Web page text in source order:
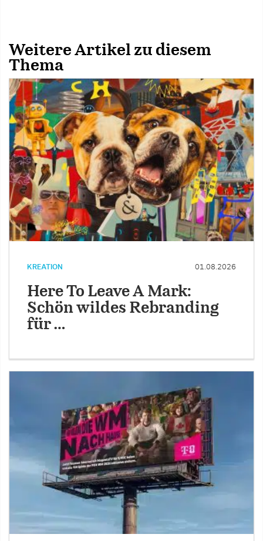
Weitere Artikel zu diesem
Thema
KREATION 01.08.2026
Here To Leave A Mark:
Schön wildes Rebranding
für …